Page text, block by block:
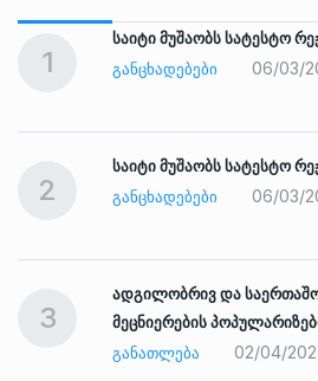
1
საიტი მუშაობს სატესტო
ᲒᲐᲜᲪᲮᲐᲓᲔᲑᲔᲑᲘ
06/03/
2
საიტი მუშაობს სატესტო
ᲒᲐᲜᲪᲮᲐᲓᲔᲑᲔᲑᲘ
06/03/
3
ადგილობრივ და
მეცნიერების
ᲒᲐᲜᲐᲗᲚᲔᲑᲐ
02/04/